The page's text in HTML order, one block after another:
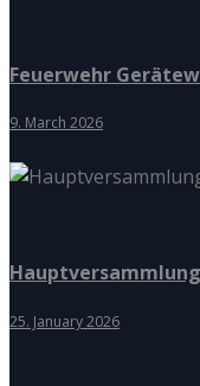
Feuerwehr
9. March 2026
25. January 2026